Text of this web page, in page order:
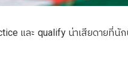
และ qualify น่าเสียดายที่นั